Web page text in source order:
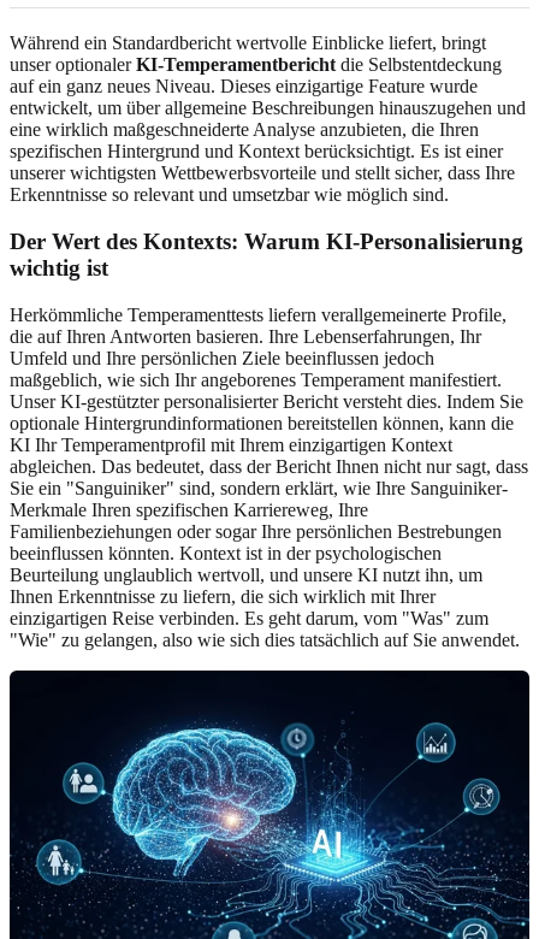
Während ein Standardbericht wertvolle Einblicke liefert, bringt
unser optionalerKI-Temperamentbericht die Selbstentdeckung
auf ein ganz neues Niveau. Dieses einzigartige Feature wurde
entwickelt, um über allgemeine Beschreibungen hinauszugehen und
eine wirklich maßgeschneiderte Analyse anzubieten, die Ihren
spezifischen Hintergrund und Kontext berücksichtigt. Es ist einer
unserer wichtigsten Wettbewerbsvorteile und stellt sicher, dass Ihre
Erkenntnisse so relevant und umsetzbar wie möglich sind.
Der Wert des Kontexts: Warum KI-Personalisierung
wichtig ist
Herkömmliche Temperamenttests liefern verallgemeinerte Profile,
die auf Ihren Antworten basieren. Ihre Lebenserfahrungen, Ihr
Umfeld und Ihre persönlichen Ziele beeinflussen jedoch
maßgeblich, wie sich Ihr angeborenes Temperament manifestiert.
Unser KI-gestützter personalisierter Bericht versteht dies. Indem Sie
optionale Hintergrundinformationen bereitstellen können, kann die
KI Ihr Temperamentprofil mit Ihrem einzigartigen Kontext
abgleichen. Das bedeutet, dass der Bericht Ihnen nicht nur sagt, dass
Sie ein "Sanguiniker" sind, sondern erklärt, wie Ihre Sanguiniker-
Merkmale Ihren spezifischen Karriereweg, Ihre
Familienbeziehungen oder sogar Ihre persönlichen Bestrebungen
beeinflussen könnten. Kontext ist in der psychologischen
Beurteilung unglaublich wertvoll, und unsere KI nutzt ihn, um
Ihnen Erkenntnisse zu liefern, die sich wirklich mit Ihrer
einzigartigen Reise verbinden. Es geht darum, vom "Was" zum
"Wie" zu gelangen, also wie sich dies tatsächlich auf Sie anwendet.